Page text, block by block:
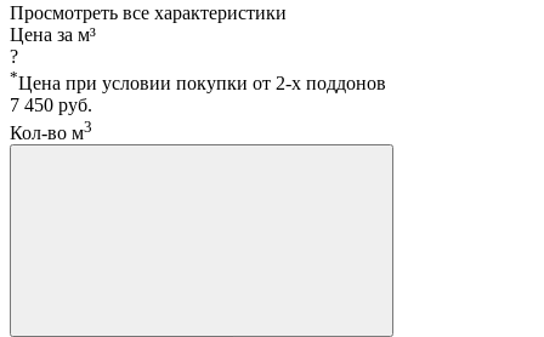
Просмотреть все характеристики
Цена за м³
?
*Цена при условии покупки от 2-х поддонов
7 450 руб.
Кол-во м3